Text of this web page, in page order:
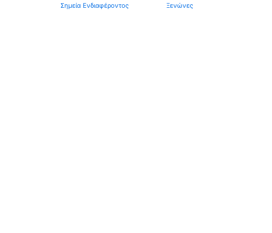
Σημεία Ενδιαφέροντος
Ξενώνες